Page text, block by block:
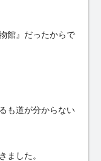
館』だったからで
も道が分からない
ました。